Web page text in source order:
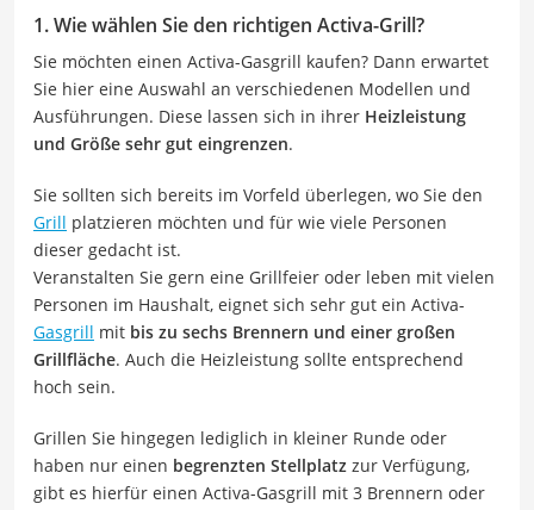
1. Wie wählen Sie den richtigen Activa-Grill?
Sie möchten einen Activa-Gasgrill kaufen? Dann erwartet
Sie hier eine Auswahl an verschiedenen Modellen und
Ausführungen. Diese lassen sich in ihrer Heizleistung
und Größe sehr gut eingrenzen.
Sie sollten sich bereits im Vorfeld überlegen, wo Sie den
Grill platzieren möchten und für wie viele Personen
dieser gedacht ist.
Veranstalten Sie gern eine Grillfeier oder leben mit vielen
Personen im Haushalt, eignet sich sehr gut ein Activa-
Gasgrill mit bis zu sechs Brennern und einer großen
Grillfläche. Auch die Heizleistung sollte entsprechend
hoch sein.
Grillen Sie hingegen lediglich in kleiner Runde oder
haben nur einen begrenzten Stellplatz zur Verfügung,
gibt es hierfür einen Activa-Gasgrill mit 3 Brennern oder